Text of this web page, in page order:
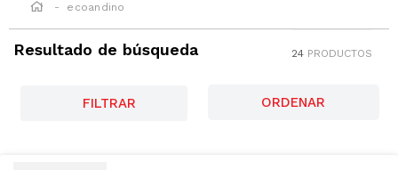
ecoandino
Resultado de búsqueda 24 PRODUCTOS
FILTRAR